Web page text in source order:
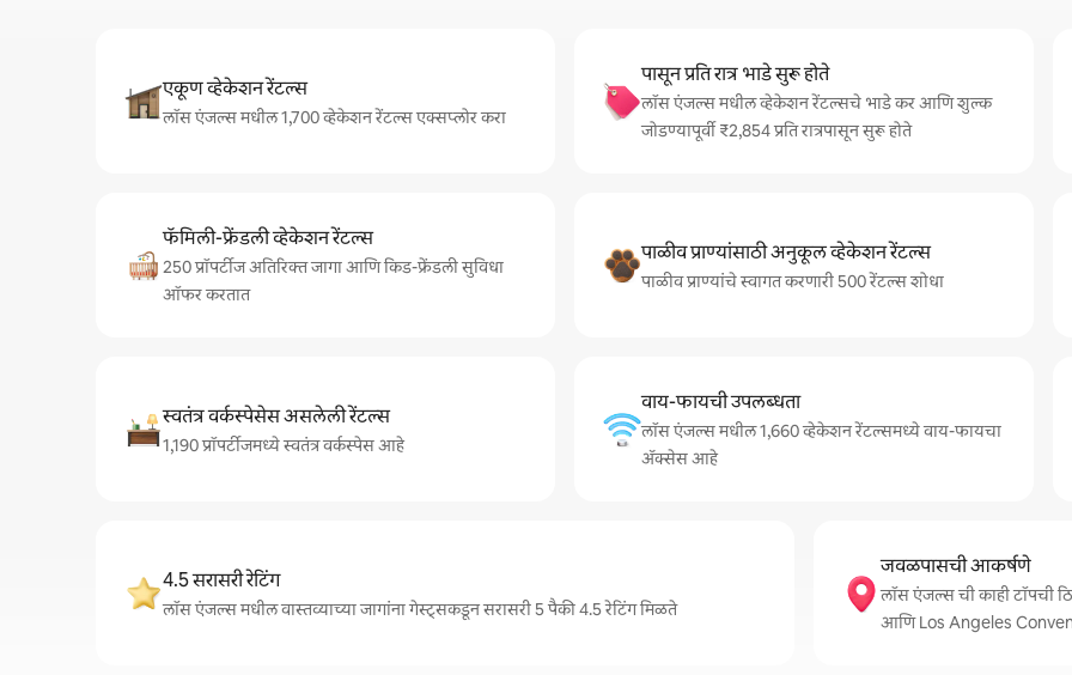
एकूण व्हेकेशन रेंटल्स
लॉस एंजल्स मधील 1,700 व्हेकेशन रेंटल्स एक्सप्लोर करा
पासून प्रति रात्र भाडे सुरू होते
लॉस एंजल्स मधील व्हेकेशन रेंटल्सचे भाडे कर आणि शुल्क
जोडण्यापूर्वी ₹2,854 प्रति रात्रपासून सुरू होते
फॅमिली-फ्रेंडली व्हेकेशन रेंटल्स
250 प्रॉपर्टीज अतिरिक्त जागा आणि किड-फ्रेंडली सुविधा
ऑफर करतात
पाळीव प्राण्यांसाठी अनुकूल व्हेकेशन रेंटल्स
पाळीव प्राण्यांचे स्वागत करणारी 500 रेंटल्स शोधा
स्वतंत्र वर्कस्पेसेस असलेली रेंटल्स
1,190 प्रॉपर्टीजमध्ये स्वतंत्र वर्कस्पेस आहे
वाय-फायची उपलब्धता
लॉस एंजल्स मधील 1,660 व्हेकेशन रेंटल्समध्ये वाय-फायचा
अ‍ॅक्सेस आहे
4.5 सरासरी रेटिंग
लॉस एंजल्स मधील वास्तव्याच्या जागांना गेस्ट्सकडून सरासरी 5 पैकी 4.5 रेटिंग मिळते
जवळपासची आकर्षणे
लॉस एंजल्स ची काही
आणि Los Angeles